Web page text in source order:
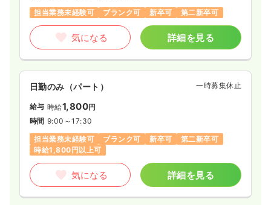
担当業務未経験可
ブランク可 新卒可 第二新卒可
気になる 詳細を見る
日勤のみ（パート） 一時募集休止
給与 時給1,800円
時間 9:00～17:30
担当業務未経験可
ブランク可 新卒可
第二新卒可
時給1,800円以上可
気になる 詳細を見る